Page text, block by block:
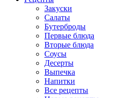
Закуски
Салаты
Бутерброды
Первые блюда
Вторые блюда
Соусы
Десерты
Выпечка
Напитки
Все рецепты